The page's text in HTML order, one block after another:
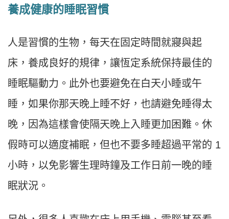
養成健康的睡眠習慣
人是習慣的生物，每天在固定時間就寢與起
床，養成良好的規律，讓恆定系統保持最佳的
睡眠驅動力。此外也要避免在白天小睡或午
睡，如果你那天晚上睡不好，也請避免睡得太
晚，因為這樣會使隔天晚上入睡更加困難。休
假時可以適度補眠，但也不要多睡超過平常的 1
小時，以免影響生理時鐘及工作日前一晚的睡
眠狀況。